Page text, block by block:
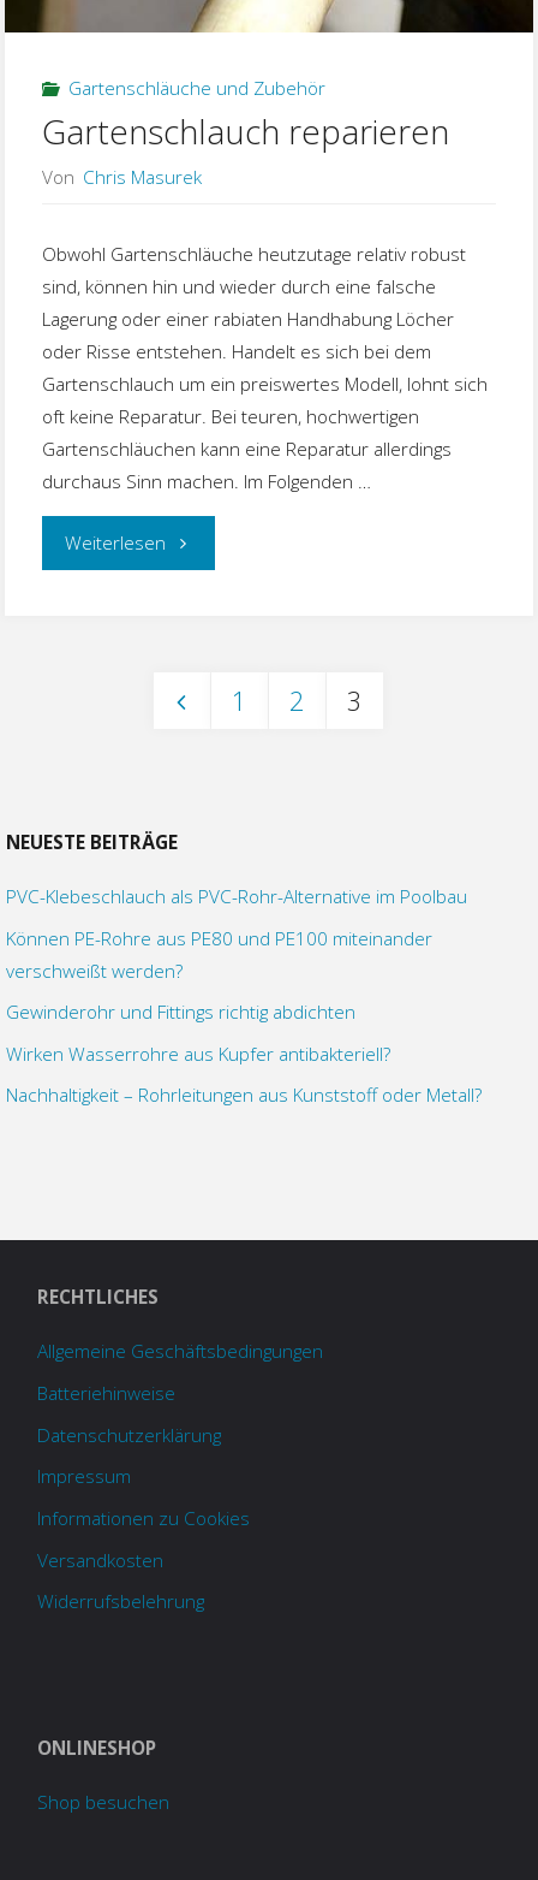
Gartenschläuche und Zubehör
Gartenschlauch reparieren
Von Chris Masurek
Obwohl Gartenschläuche heutzutage relativ robust
sind, können hin und wieder durch eine falsche
Lagerung oder einer rabiaten Handhabung Löcher
oder Risse entstehen. Handelt es sich bei dem
Gartenschlauch um ein preiswertes Modell, lohnt sich
oft keine Reparatur. Bei teuren, hochwertigen
Gartenschläuchen kann eine Reparatur allerdings
durchaus Sinn machen. Im Folgenden …
Weiterlesen"Gartenschlauch
der
Beiträge
1 2 3
NEUESTE BEITRÄGE
PVC-Klebeschlauch als PVC-Rohr-Alternative im Poolbau
Können PE-Rohre aus PE80 und PE100 miteinander
verschweißt werden?
Gewinderohr und Fittings richtig abdichten
Wirken Wasserrohre aus Kupfer antibakteriell?
Nachhaltigkeit – Rohrleitungen aus Kunststoff oder Metall?
RECHTLICHES
Allgemeine Geschäftsbedingungen
Batteriehinweise
Datenschutzerklärung
Impressum
Informationen zu Cookies
Versandkosten
Widerrufsbelehrung
ONLINESHOP
Shop besuchen